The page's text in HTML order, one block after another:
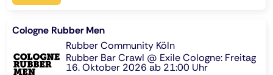
Cologne Rubber Men
Rubber Community Köln
Rubber Bar Crawl @ Exile Cologne: Freitag
16. Oktober 2026 ab 21:00 Uhr